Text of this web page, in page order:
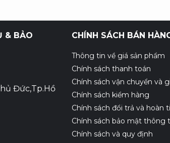
& BẢO
Đức,Tp.Hồ
CHÍNH SÁCH BÁN
Thông tin về giá sản phẩm
Chính sách thanh toán
Chính sách vận chuyển và
Chính sách kiểm hàng
Chính sách đổi trả và hoàn
Chính sách bảo mật thông
Chính sách và quy định